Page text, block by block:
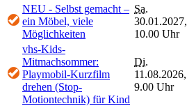
NEU - Selbst gemacht –
ein Möbel, viele
Möglichkeiten
Sa.
30.01.2027,
10.00 Uhr
vhs-Kids-
Mitmachsommer:
Playmobil-Kurzfilm
drehen (Stop-
Motiontechnik) für Kind
Di.
11.08.2026,
9.00 Uhr